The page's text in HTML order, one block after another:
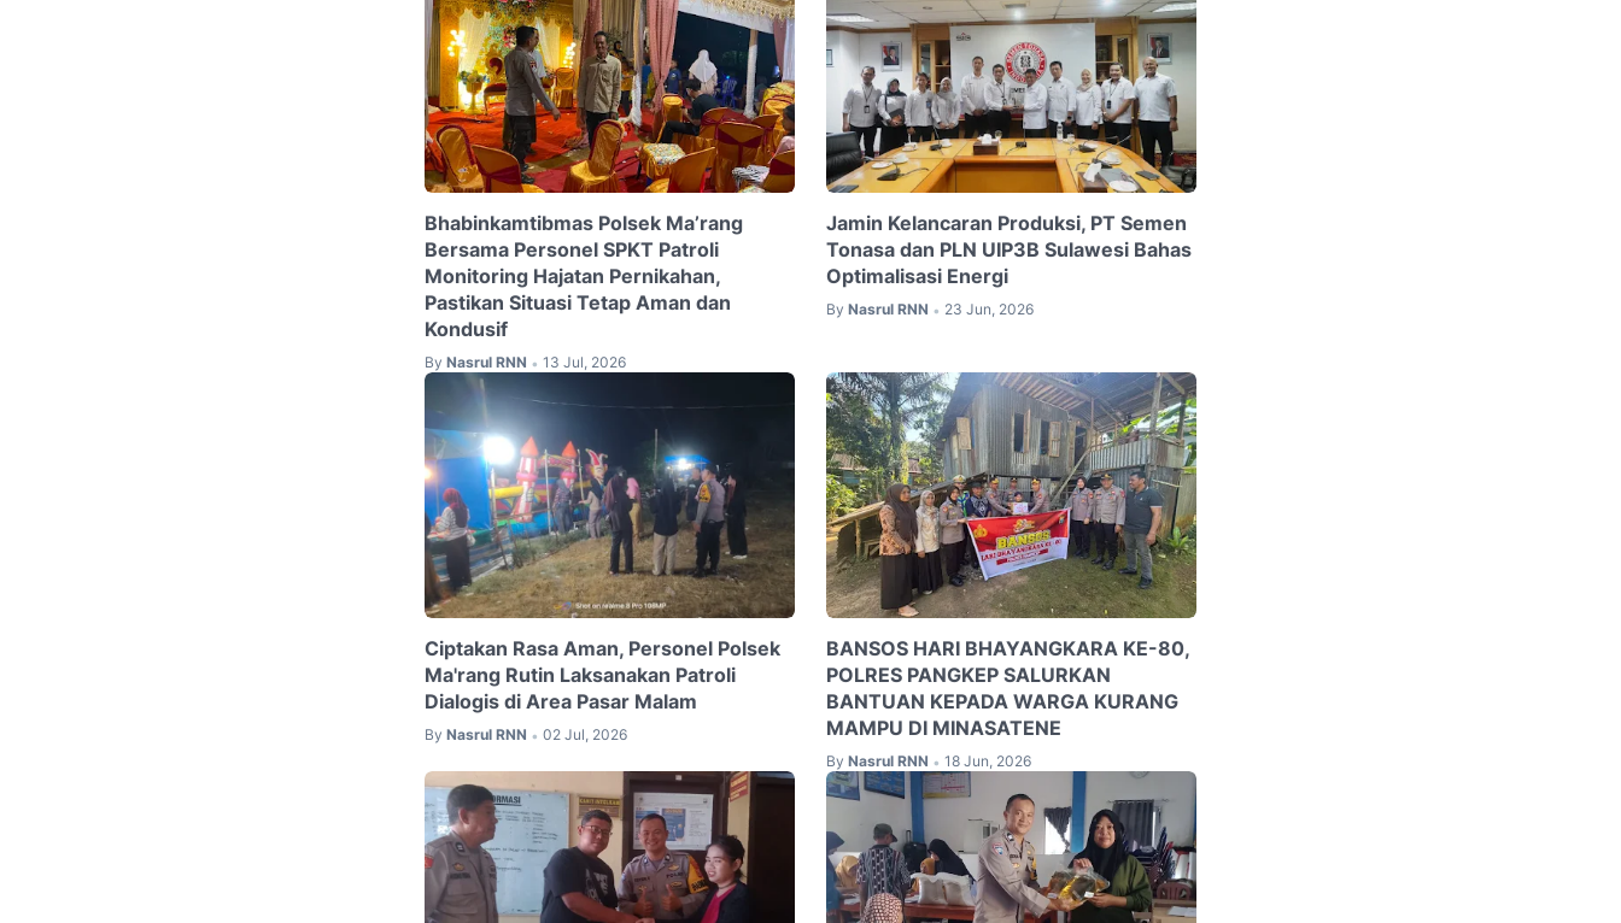
Bhabinkamtibmas Polsek Ma’rang
Bersama Personel SPKT Patroli
Monitoring Hajatan Pernikahan,
Pastikan Situasi Tetap Aman dan
Kondusif
By Nasrul RNN • 13 Jul, 2026
Jamin Kelancaran Produksi, PT Semen
Tonasa dan PLN UIP3B Sulawesi Bahas
Optimalisasi Energi
By Nasrul RNN • 23 Jun, 2026
Ciptakan Rasa Aman, Personel Polsek
Ma'rang Rutin Laksanakan Patroli
Dialogis di Area Pasar Malam
By Nasrul RNN • 02 Jul, 2026
BANSOS HARI BHAYANGKARA KE-80,
POLRES PANGKEP SALURKAN
BANTUAN KEPADA WARGA KURANG
MAMPU DI MINASATENE
By Nasrul RNN • 18 Jun, 2026